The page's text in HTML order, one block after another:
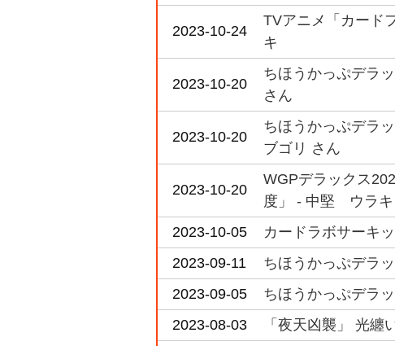
2023-10-24
TVアニメ「カード
キ
2023-10-20
ちほうかっぷデラ
さん
2023-10-20
ちほうかっぷデラ
ブゴリ さん
2023-10-20
WGPデラックス
度」 - 中堅 ウラキ
2023-10-05
カードラボサーキ
2023-09-11
ちほうかっぷデラ
2023-09-05
ちほうかっぷデラ
2023-08-03
「夜天凶襲」 光纏